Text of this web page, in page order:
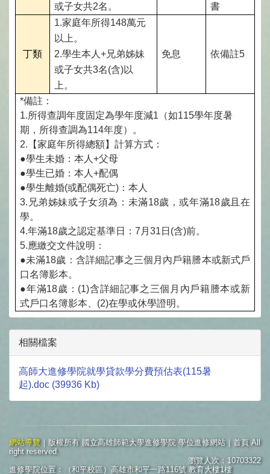
或子女共2名。
書
丁類
1.家庭年所得148萬元
以上。
2.學生本人+兄弟姊妹
或子女共3名(含)以
上。
免息 依備註5
*備註：
1.所得查調年度固定為學年度減1（如115學年度暑
期，所得查調為114年度）。
2. 【家庭年所得總額】計算方式：
●學生未婚：本人+父母
●學生已婚：本人+配偶
●學生離婚(或配偶死亡)：本人
3. 兄弟姊妹或子女須為：未滿18歲，或年滿18歲且在
學。
4.年滿18歲之認定基準日：7月31日(含)前。
5.應繳交文件說明：
●未滿18歲：含詳細記事之三個月內戶籍謄本或新式戶
口名簿影本。
●年滿18歲：(1)含詳細記事之三個月內戶籍謄本或新
式戶口名簿影本、(2)在學或休學證明。
相關檔案
高師大進修學院就學貸款學分費預估表(115暑
起).doc (39936 Kb)
網站導覽 ｜版權所有 國立高雄師範大學進修學院 學位進修網站｜首頁 All
right reserved.
瀏覽人次：10703322
進修學院位置：（和平校區）高雄市和平一路116號 教育大樓1樓